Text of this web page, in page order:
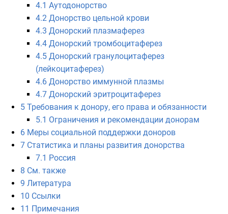
4.1 Аутодонорство
4.2 Донорство цельной крови
4.3 Донорский плазмаферез
4.4 Донорский тромбоцитаферез
4.5 Донорский гранулоцитаферез
(лейкоцитаферез)
4.6 Донорство иммунной плазмы
4.7 Донорский эритроцитаферез
5 Требования к донору, его права и обязанности
5.1 Ограничения и рекомендации донорам
6 Меры социальной поддержки доноров
7 Статистика и планы развития донорства
7.1 Россия
8 См. также
9 Литература
10 Ссылки
11 Примечания